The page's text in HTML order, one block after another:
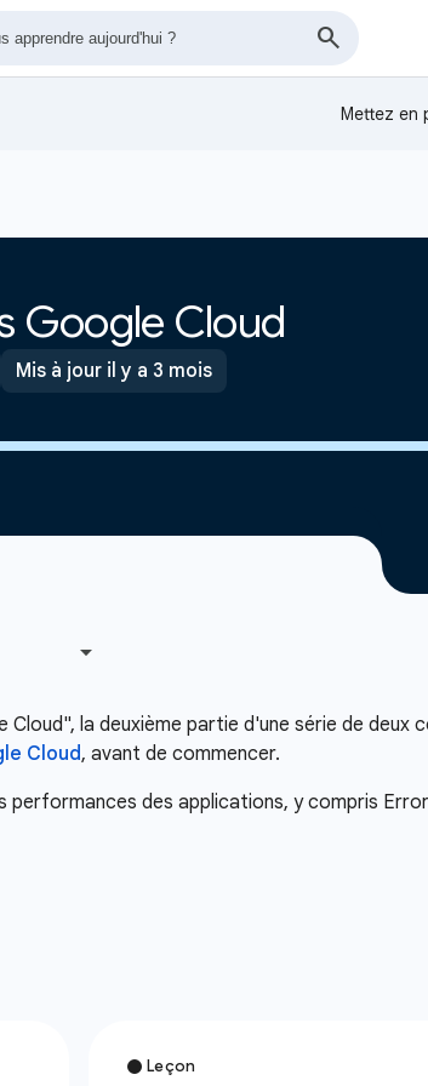
Mettez en
Google Cloud
Mis à jour il y a 3 mois
Cloud", la deuxième partie d'une série de deux
Cloud, avant de commencer.
des applications, y compris